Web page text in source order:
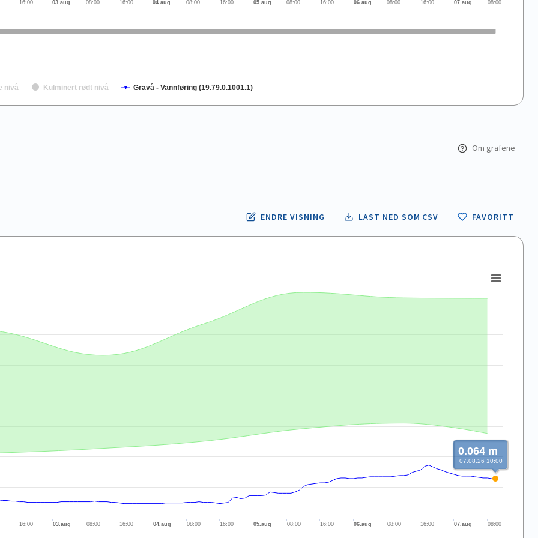
nivå Kulminert rødt nivå Gravå - Vannføring (19.79.0.1001.1)
03.aug 04.aug 05.aug 06.aug 07.aug
16:00 08:00 16:00 08:00 16:00 08:00 16:00 08:00 16:00 08:00
Om grafene
ENDRE VISNING LAST NED SOM CSV FAVORITT
03.aug 04.aug 05.aug 06.aug 07.aug
16:00 08:00 16:00 08:00 16:00 08:00 16:00 08:00 16:00 08:00
0.064 m
07.08.26 10:00